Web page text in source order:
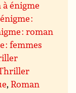
énigme
:
: roman
: femmes
,Roman